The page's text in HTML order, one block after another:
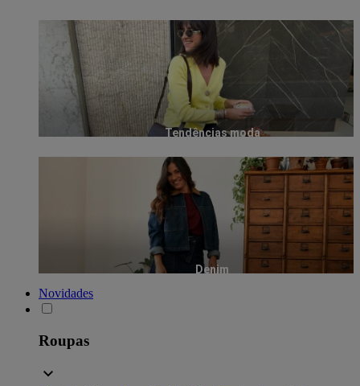
Tendências moda
Denim
Novidades
Roupas